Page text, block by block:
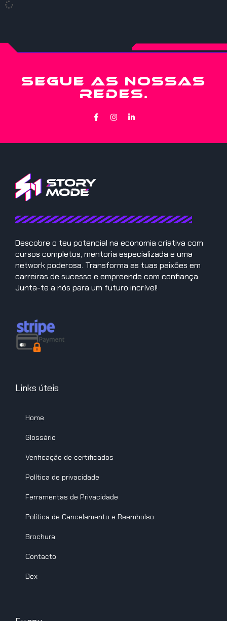
SEGUE AS NOSSAS
REDES.
Descobre o teu potencial na economia criativa com
cursos completos, mentoria especializada e uma
network poderosa. Transforma as tuas paixões em
carreiras de sucesso e empreende com confiança.
Junta-te a nós para um futuro incrível!
Links úteis
Home
Glossário
Verificação de certificados
Política de privacidade
Ferramentas de Privacidade
Política de Cancelamento e Reembolso
Brochura
Contacto
Dex